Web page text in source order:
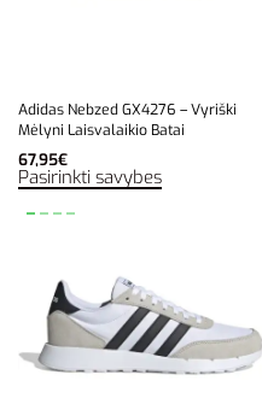
Adidas Nebzed GX4276 – Vyriški
Mėlyni Laisvalaikio Batai
67,95€
Pasirinkti savybes